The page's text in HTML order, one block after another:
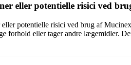
eller potentielle risici ved
potentielle risici ved brug af
forhold eller tager andre lægemidler.